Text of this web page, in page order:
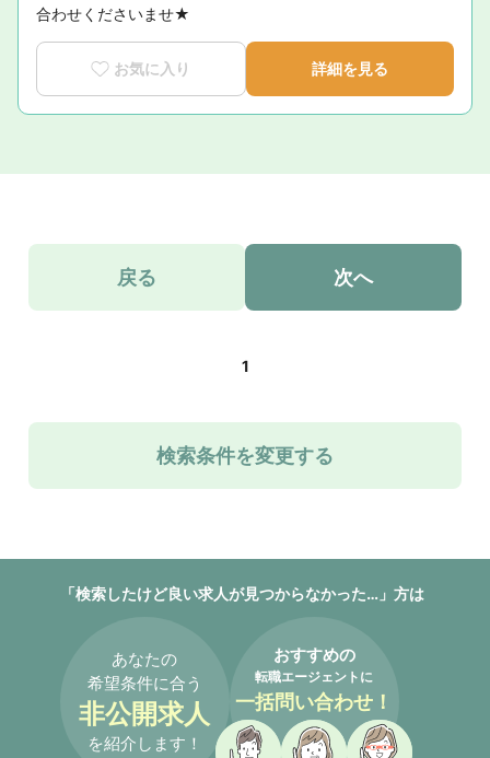
合わせくださいませ★
お気に入り 詳細を見る
戻る 次へ
1
検索条件を変更する
「検索したけど良い求人が見つからなかった…」方は
あなたの
希望条件に合う
非公開求人
を紹介します！
おすすめの
転職エージェントに
一括問い合わせ！